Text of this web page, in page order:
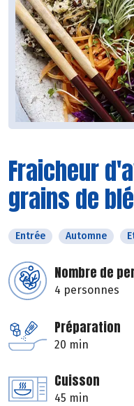
Fraicheur
grains de
Entrée Automne
Nombre de
4 personnes
Préparation
20 min
Cuisson
45 min